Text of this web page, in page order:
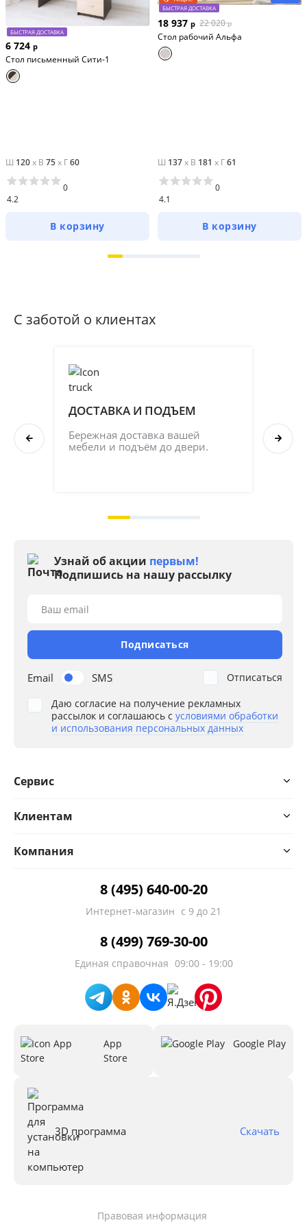
полки - 90х21х64,8 см.
Производитель: мебельная фабрика СВК.
БЫСТРАЯ ДОСТАВКА
6 724 р
Стол письменный Сити-1
Ш 120x В 75x Г60
4.2
0
В корзину
БЫСТРАЯ ДОСТАВКА
18 937 р 22 020 р
Стол рабочий Aльфа
Ш 137x В 181 x Г61
4.1
0
В корзину
С заботой о клиентах
ДОСТАВКА И ПОДЪЕМ
Бережная доставка вашей
мебели и подъём до двери.
Узнай об акции первым!
Подпишись на нашу рассылку
Email SMS
Ваш email
Подписаться
Даю согласие на получение рекламных
рассылок и соглашаюсь с условиями обработки
и использования персональных данных
Отписаться
Сервис
Клиентам
Компания
8 (495) 640-00-20
Интернет-магазин с 9 до 21
8 (499) 769-30-00
Единая справочная 09:00 - 19:00
App
Store
Google Play
3D программа Скачать
Правовая информация